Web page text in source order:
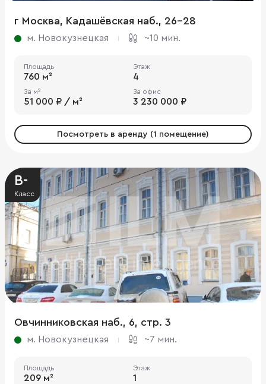
г Москва, Кадашёвская наб., 26-28
м. Новокузнецкая ~10 мин.
Площадь
760 м²
Этаж
4
За м²
51 000 ₽ / м²
За офис
3 230 000 ₽
Посмотреть в аренду (1 помещение)
B-
Класс
Овчинниковская наб., 6, стр. 3
м. Новокузнецкая ~7 мин.
Площадь
209 м²
Этаж
1